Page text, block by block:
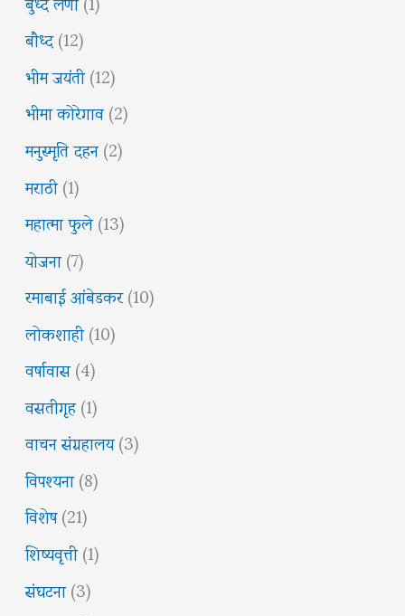
बौध्द(12)
भीम जयंती(12)
भीमा कोरेगाव(2)
मनुस्मृति दहन(2)
मराठी(1)
महात्मा फुले(13)
योजना(7)
रमाबाई आंबेडकर(10)
लोकशाही(10)
वर्षावास(4)
वसतीगृह(1)
वाचन संग्रहालय(3)
विपश्यना(8)
विशेष(21)
शिष्यवृत्ती(1)
संघटना(3)